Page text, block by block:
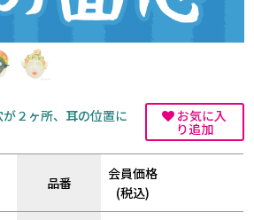
２ヶ所、耳の位置に
お気に入
り追加
品番
会員価格
(税込)